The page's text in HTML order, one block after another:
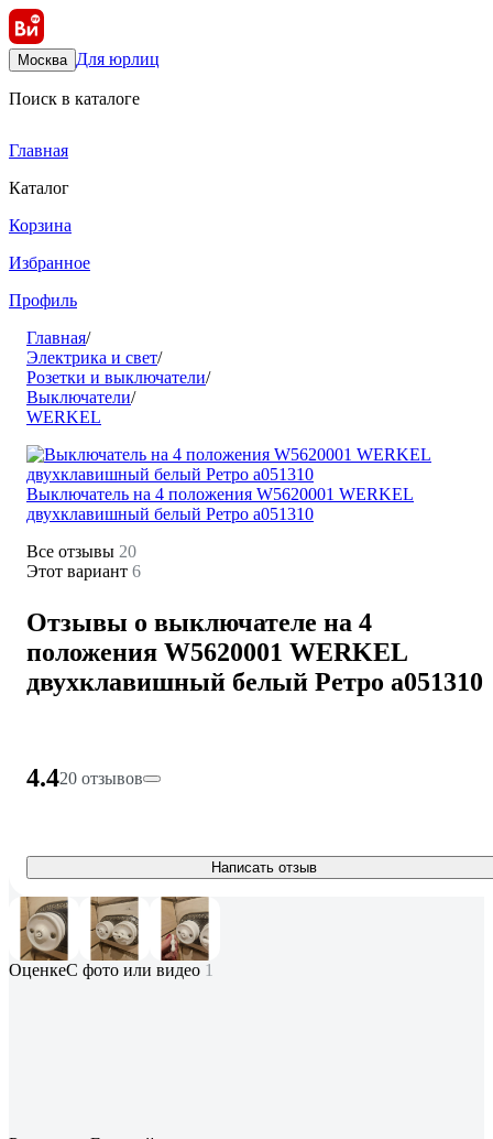
Москва Для юрлиц
Поиск в каталоге
Главная
Каталог
Корзина
Избранное
Профиль
Главная/
Электрика и свет/
Розетки и выключатели/
Выключатели/
WERKEL
Выключатель на 4 положения W5620001 WERKEL
двухклавишный белый Ретро a051310
Все отзывы 20
Этот вариант 6
Отзывы о выключателе на 4
положения W5620001 WERKEL
двухклавишный белый Ретро a051310
4.420 отзывов
Написать отзыв
ОценкеС фото или видео 1